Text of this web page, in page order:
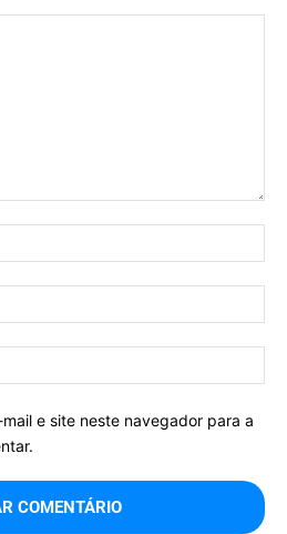
e site neste navegador para a